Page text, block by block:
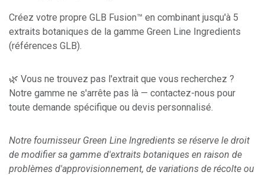
Créez votre propre GLB Fusion™ en combinant jusqu'à 5
extraits botaniques de la gamme Green Line Ingredients
(références GLB).
🌿 Vous ne trouvez pas l'extrait que vous recherchez ?
Notre gamme ne s'arrête pas là — contactez-nous pour
toute demande spécifique ou devis personnalisé.
Notre fournisseur Green Line Ingredients se réserve le droit
de modifier sa gamme d'extraits botaniques en raison de
problèmes d'approvisionnement, de variations de récolte ou